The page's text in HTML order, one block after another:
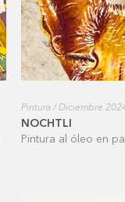
Pintura / Diciembre
NOCHTLI
Pintura al óleo en